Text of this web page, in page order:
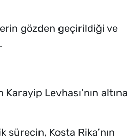
gözden geçirildiği ve
Levhası’nın altına
Kosta Rika’nın